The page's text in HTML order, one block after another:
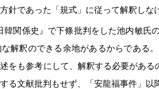
針であった「規式」に従って解釈しな
関係史』で下條批判をした池内敏氏
解釈のできる余地があるからである
述をも参考にして、解釈する必要があ
する文献批判もせず、「安龍福事件」